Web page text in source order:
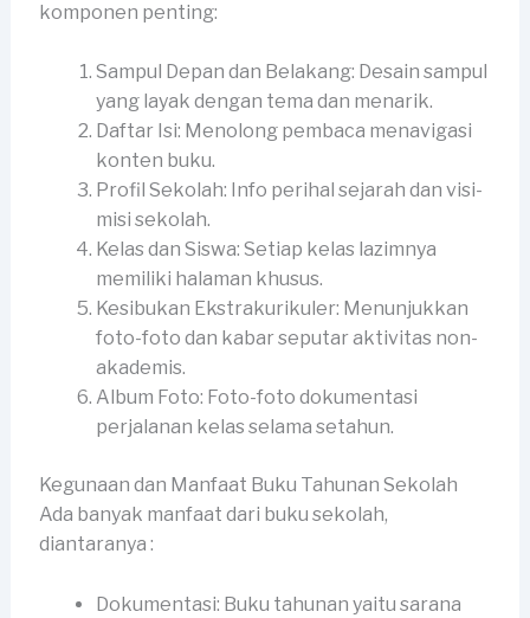
komponen penting:
Sampul Depan dan Belakang: Desain sampul
yang layak dengan tema dan menarik.
Daftar Isi: Menolong pembaca menavigasi
konten buku.
Profil Sekolah: Info perihal sejarah dan visi-
misi sekolah.
Kelas dan Siswa: Setiap kelas lazimnya
memiliki halaman khusus.
Kesibukan Ekstrakurikuler: Menunjukkan
foto-foto dan kabar seputar aktivitas non-
akademis.
Album Foto: Foto-foto dokumentasi
perjalanan kelas selama setahun.
Kegunaan dan Manfaat Buku Tahunan Sekolah
Ada banyak manfaat dari buku sekolah,
diantaranya :
Dokumentasi: Buku tahunan yaitu sarana